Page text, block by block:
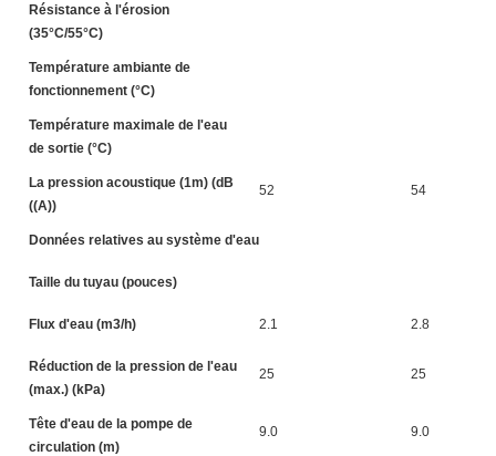
Résistance à l'érosion
(35°C/55°C)
Température ambiante de
fonctionnement (°C)
Température maximale de l'eau
de sortie (°C)
La pression acoustique (1m) (dB
((A))
52 54
Données relatives au système d'eau
Taille du tuyau (pouces)
Flux d'eau (m3/h) 2.1 2.8
Réduction de la pression de l'eau
(max.) (kPa)
25 25
Tête d'eau de la pompe de
circulation (m)
9.0 9.0